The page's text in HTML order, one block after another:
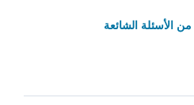
الأسئلة الشائعة